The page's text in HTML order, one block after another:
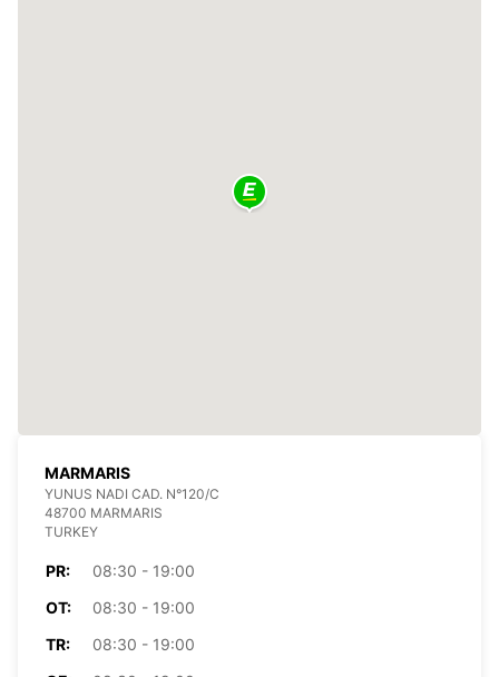
MARMARIS
YUNUS NADI CAD. N°120/C
48700 MARMARIS
TURKEY
PR:
08:30 - 19:00
OT:
08:30 - 19:00
TR:
08:30 - 19:00